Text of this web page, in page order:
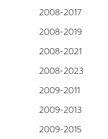
2008-2017
2008-2019
2008-2021
2008-2023
2009-2011
2009-2013
2009-2015